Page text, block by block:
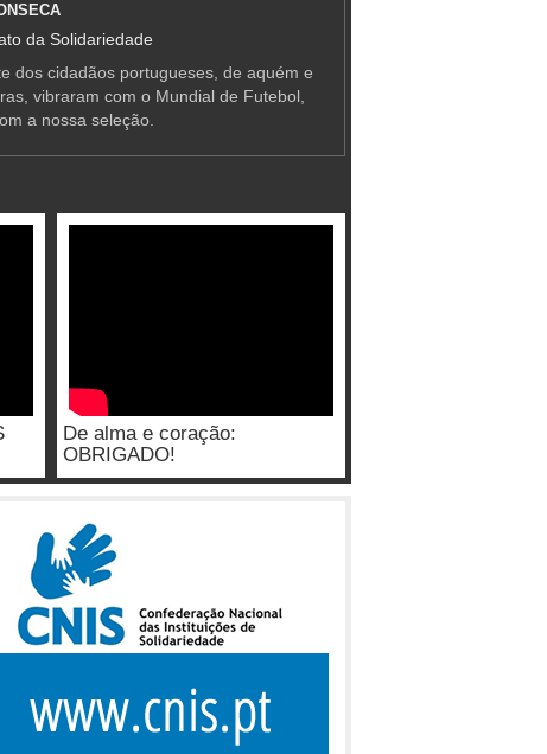
da Solidariedade
dos cidadãos portugueses, de aquém e
vibraram com o Mundial de Futebol,
a nossa seleção.
De alma e coração:
OBRIGADO!